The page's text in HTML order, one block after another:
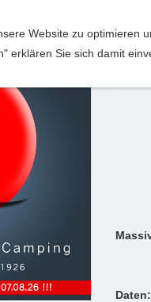
Daten:
Website zu optimieren
erklären Sie sich damit